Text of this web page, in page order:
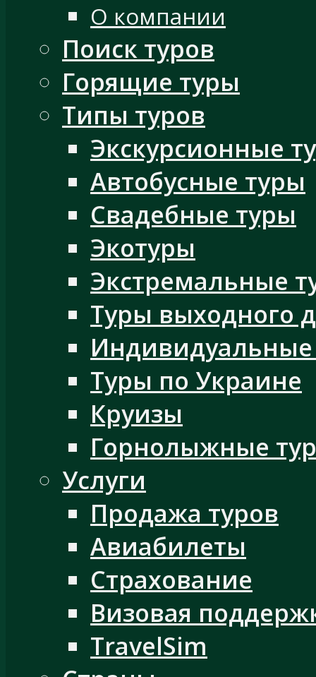
О компании
Поиск туров
Горящие туры
Типы туров
Экскурсионные
Автобусные туры
Свадебные туры
Экотуры
Экстремальные
Туры выходного
Туры по Украине
Круизы
Горнолыжные
Услуги
Продажа туров
Авиабилеты
Страхование
Визовая
TravelSim